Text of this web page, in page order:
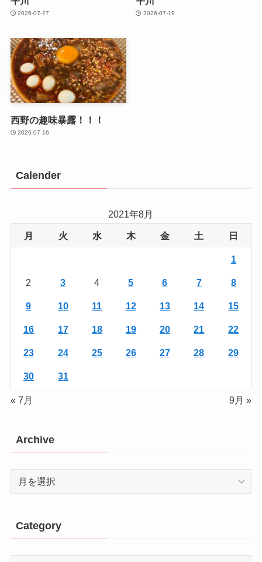
2026-07-27 2026-07-19
西野の趣味暴露！！！
2026-07-16
Calender
2021年8月
月 火 水 木 金 土 日
1
2 3 4 5 6 7 8
9 10 11 12 13 14 15
16 17 18 19 20 21 22
23 24 25 26 27 28 29
30 31
« 7月 9月 »
Archive
Archive
Category